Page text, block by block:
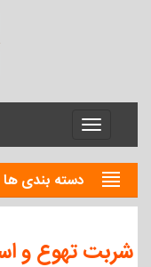
Menu
دسته بندی ها
شربت تهوع و